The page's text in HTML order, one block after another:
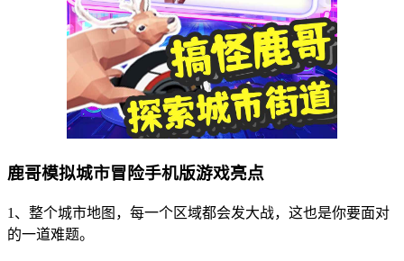
鹿哥模拟城市冒险手机版游戏亮点
1、整个城市地图，每一个区域都会发大战，这也是你要面对
的一道难题。